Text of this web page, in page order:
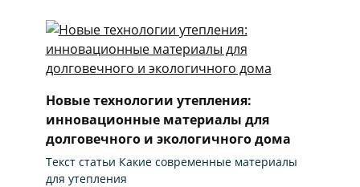
Новые технологии утепления:
инновационные материалы для
долговечного и экологичного дома
Текст статьи Какие современные материалы
для утепления